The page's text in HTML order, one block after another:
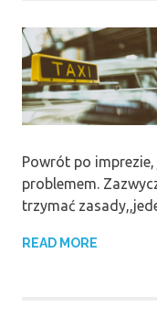
Powrót po
problemem.
trzymać
READ MORE